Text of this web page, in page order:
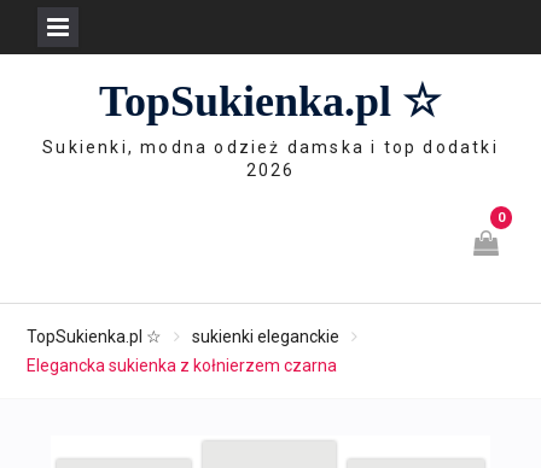
TopSukienka.pl ☆
Sukienki, modna odzież damska i top dodatki
2026
0
TopSukienka.pl ☆
sukienki eleganckie
Elegancka sukienka z kołnierzem czarna